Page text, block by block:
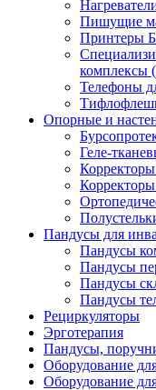
Пишущие
Принтеры
Телефоны
Опорные и
Геле-
Пандусы для
Пандусы
Пандусы
Пандусы
Пандусы
Рециркуляторы
Эрготерапия
Пандусы,
Оборудование
Оборудование